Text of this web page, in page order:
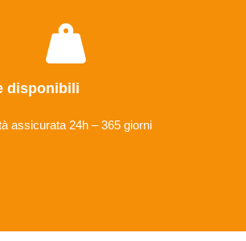
disponibili
assicurata 24h – 365 giorni